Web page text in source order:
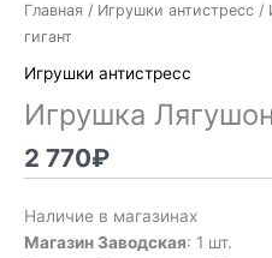
Главная / Игрушки антистресс /
гигант
Игрушки антистресс
Игрушка
2 770₽
Наличие в магазинах
Магазин Заводская: 1 шт.